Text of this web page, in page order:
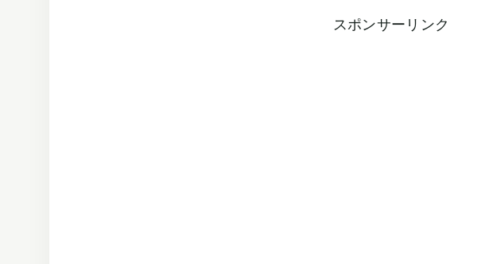
スポンサーリンク